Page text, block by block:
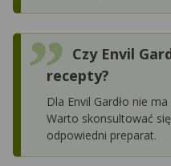
Czy Envil
recepty?
Dla Envil Gardło nie
Warto skonsultować
odpowiedni preparat.